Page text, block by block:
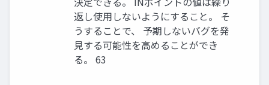
返し使用しないようにすること。 そ
うすることで、 予期しないバグを発
見する可能性を高めることができ
る。 63